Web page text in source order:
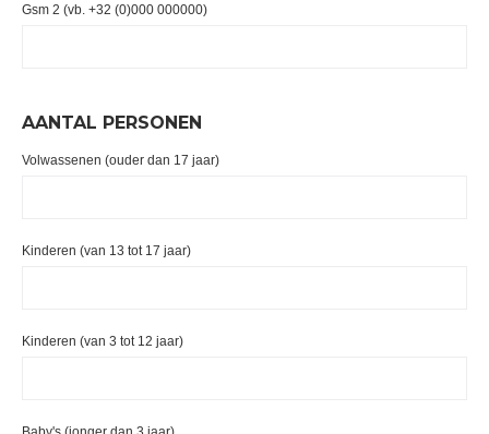
Gsm 2 (vb. +32 (0)000 000000)
AANTAL PERSONEN
Volwassenen (ouder dan 17 jaar)
Kinderen (van 13 tot 17 jaar)
Kinderen (van 3 tot 12 jaar)